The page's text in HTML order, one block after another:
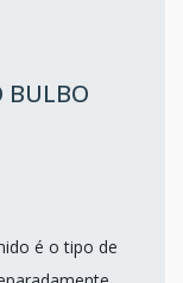
BULBO
é o tipo de